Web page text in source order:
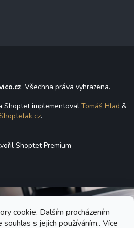
cookie. Dalším procházením
s jejich používáním.. Více
. Všechna práva vyhrazena.
Shoptet implementoval Tomáš Hlad &
.
Shoptet Premium